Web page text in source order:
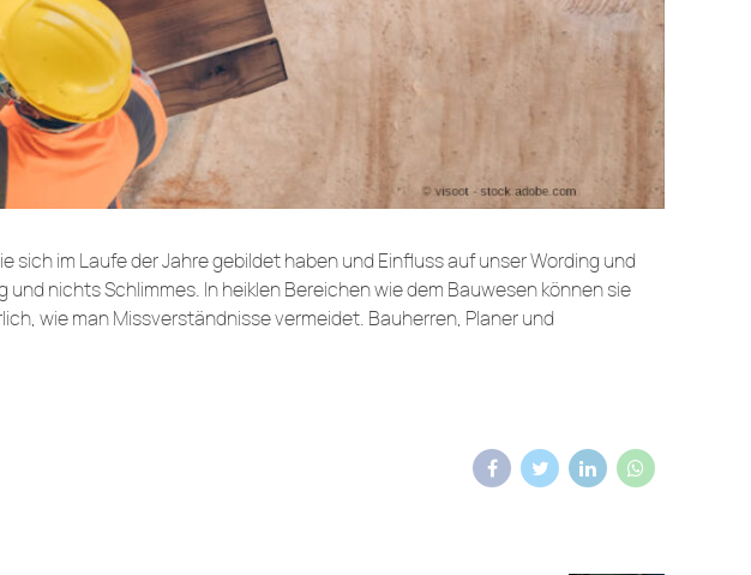
im Laufe der Jahre gebildet haben und Einfluss auf unser Wording und
nichts Schlimmes. In heiklen Bereichen wie dem Bauwesen können sie
wie man Missverständnisse vermeidet. Bauherren, Planer und